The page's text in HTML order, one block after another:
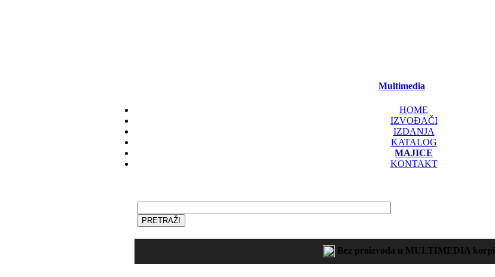
Multimedia
HOME
IZVOĐAČI
IZDANJA
KATALOG
MAJICE
KONTAKT
Bez proizvoda u MULTIMEDIA korpi